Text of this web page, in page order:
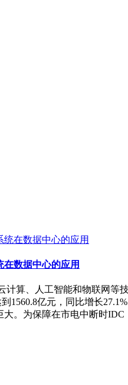
数据中心的应用
计算、人工智能和物联网等
1560.8亿元，同比增长
大。为保障在市电中断时IDC